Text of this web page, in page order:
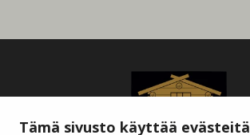
Tämä sivusto käyttää evästeitä